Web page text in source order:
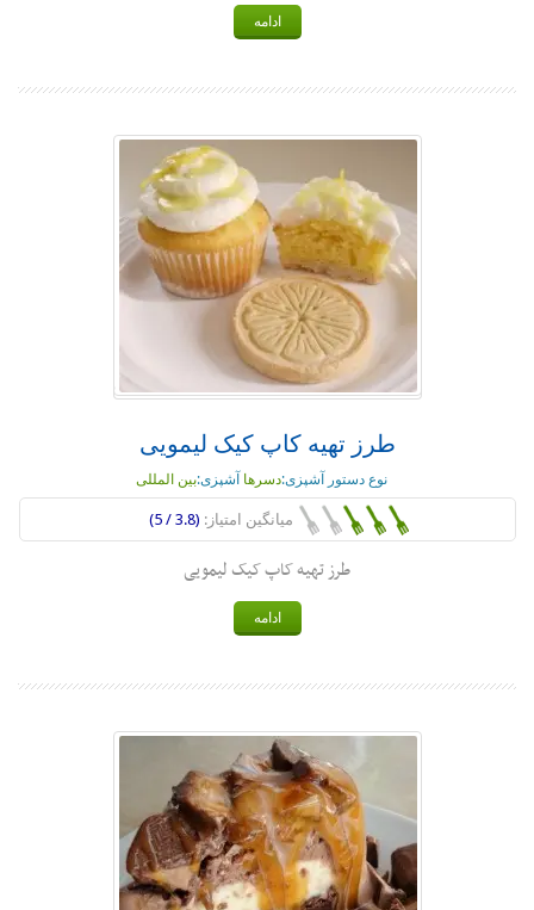
ادامه
طرز تهیه کاپ کیک لیمویی
نوع دستور آشپزی:دسرها آشپزی:بین المللی
میانگین امتیاز: (3.8 / 5)
طرز تهیه کاپ کیک لیمویی
ادامه